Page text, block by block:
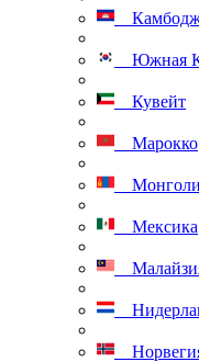
Южная
Кувейт
Марокко
Мексика